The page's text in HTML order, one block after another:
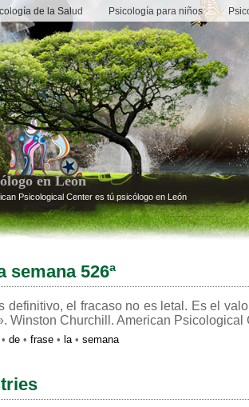
de la Salud Psicología para niños
en León
Psicological Center es tú psicólogo en León
semana 526ª
definitivo, el fracaso no es letal. Es el
Winston Churchill. American Psicological
• de • frase • la• semana